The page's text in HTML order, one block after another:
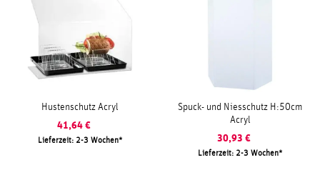
Hustenschutz Acryl
41,64 €
Lieferzeit: 2-3 Wochen
Spuck- und Niesschutz H:50cm
Acryl
30,93 €
Lieferzeit: 2-3 Wochen